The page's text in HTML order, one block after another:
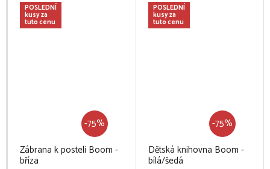
POSLEDNÍ
kusy za
tuto cenu
-75%
Zábrana k posteli Boom -
bříza
POSLEDNÍ
kusy za
tuto cenu
-75%
Dětská knihovna Boom -
bílá/šedá